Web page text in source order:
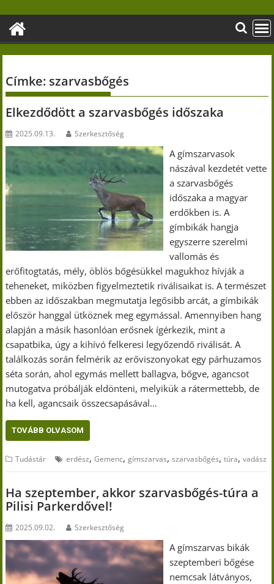
content
Címke: szarvasbőgés
Elkezdődött a szarvasbőgés időszaka
2025.09.13. Szerkesztőség
A gímszarvasok
nászával kezdetét vette
a szarvasbőgés
időszaka a magyar
erdőkben is. A
gímbikák hangja
egyszerre szerelmi
vallomás és
erőfitogtatás, mély, öblös bőgésükkel magukhoz hívják a
teheneket, miközben figyelmeztetik riválisaikat is. A természet
ebben az időszakban megmutatja legősibb arcát, a gímbikák
először hanggal ütköznek meg egymással. Amennyiben hang
alapján a másik hasonlóan erősnek ígérkezik, mint a
csapatbika, úgy a kihívó felkeresi legyőzendő riválisát. A
találkozás során felmérik az erőviszonyokat egy párhuzamos
séta során, ahol egymás mellett ballagva, bőgve, agancsot
mutogatva próbálják eldönteni, melyikük a rátermettebb, de
ha kell, agancsaik összecsapásával…
TOVÁBB OLVASOM
Tudástár erdész,Gemenc,gímszarvas,szarvasbőgés,túra,vadász
Ha szeptember, akkor szarvasbőgés-túra a
Pilisi Parkerdővel!
2025.09.02. Szerkesztőség
A gímszarvas bikák
szeptemberi bőgése
nemcsak látványos,